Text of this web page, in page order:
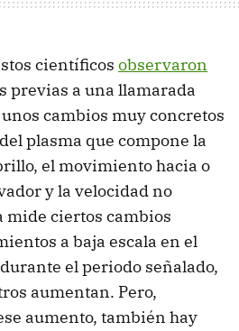
científicos observaron
previas a una llamarada
cambios muy concretos
plasma que compone la
el movimiento hacia o
y la velocidad no
ciertos cambios
a baja escala en el
el periodo señalado,
aumentan. Pero,
aumento, también hay